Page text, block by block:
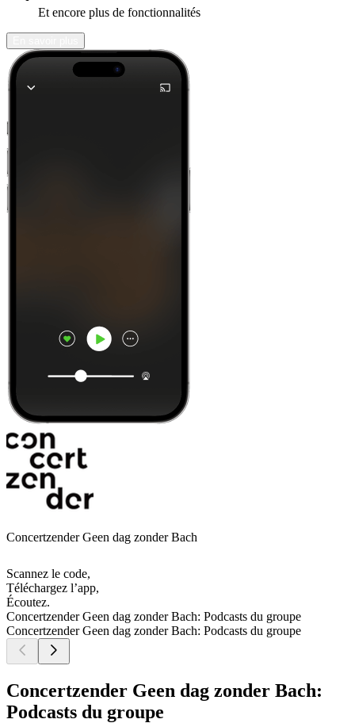
Et encore plus de fonctionnalités
Concertzender Geen dag zonder Bach
Scannez le code,
Téléchargez l’app,
Écoutez.
Concertzender Geen dag zonder Bach: Podcasts du groupe
Concertzender Geen dag zonder Bach: Podcasts du groupe
Concertzender Geen dag zonder Bach:
Podcasts du groupe